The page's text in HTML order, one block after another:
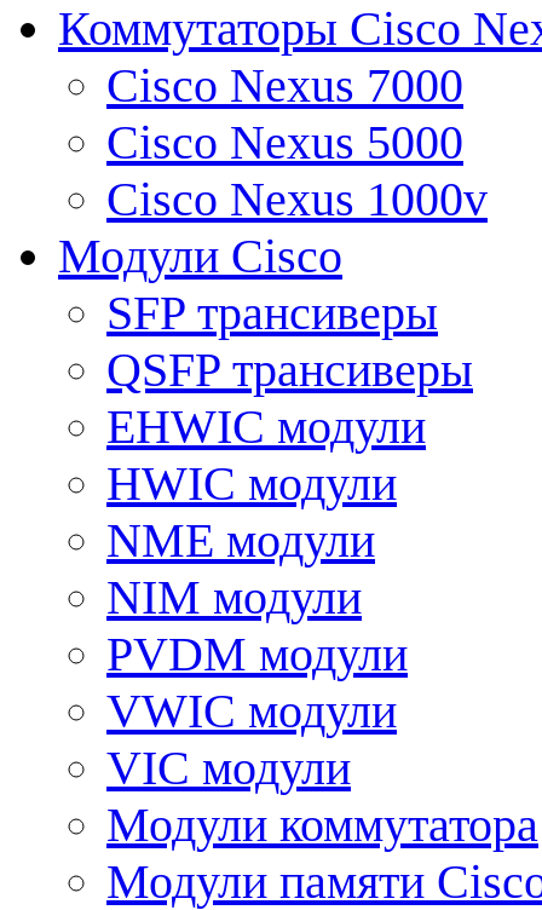
Коммутаторы Cisco
Cisco Nexus 7000
Cisco Nexus 5000
Cisco Nexus 1000v
Модули Cisco
SFP трансиверы
QSFP трансиверы
EHWIC модули
HWIC модули
NME модули
NIM модули
PVDM модули
VWIC модули
VIC модули
Модули коммутатора
Модули памяти